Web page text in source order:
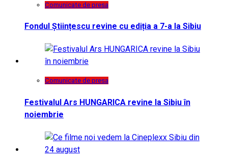
Comunicate de presa
Fondul Științescu revine cu ediția a 7-a la Sibiu
Comunicate de presa
Festivalul Ars HUNGARICA revine la Sibiu în
noiembrie